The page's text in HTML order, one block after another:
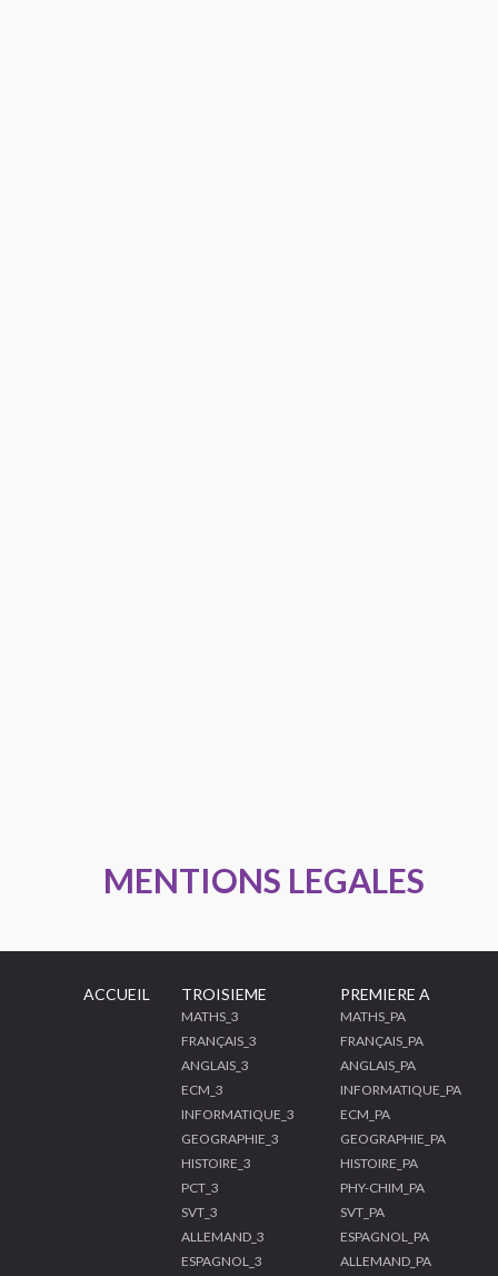
MENTIONS LEGALES
ACCUEIL TROISIEME
MATHS_3
FRANÇAIS_3
ANGLAIS_3
ECM_3
INFORMATIQUE_3
GEOGRAPHIE_3
HISTOIRE_3
PCT_3
SVT_3
ALLEMAND_3
ESPAGNOL_3
PREMIERE A
MATHS_PA
FRANÇAIS_PA
ANGLAIS_PA
INFORMATIQUE_PA
ECM_PA
GEOGRAPHIE_PA
HISTOIRE_PA
PHY-CHIM_PA
SVT_PA
ESPAGNOL_PA
ALLEMAND_PA